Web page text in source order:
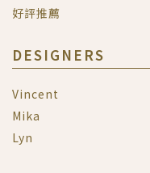
好評推薦
DESIGNERS
Vincent
Mika
Lyn